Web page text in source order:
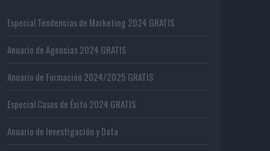
Especial Tendencias de Marketing 2024 GRATIS
Anuario de Agencias 2024 GRATIS
Anuario de Formación 2024/2025 GRATIS
Especial Casos de Éxito 2024 GRATIS
Anuario de Investigación y Data